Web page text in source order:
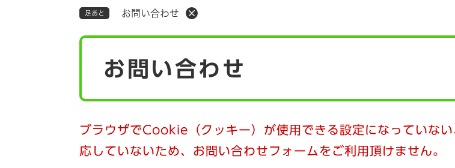
足あと お問い合わせ
お問い合わせ
ブラウザでCookie（クッキー）が使用できる設定になっていな
応していないため、お問い合わせフォームをご利用頂けません。